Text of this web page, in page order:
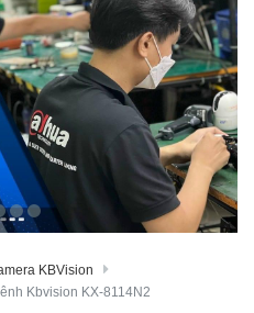
KBVision
Kbvision KX-8114N2